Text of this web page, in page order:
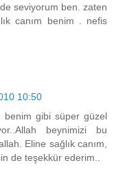
seviyorum ben. zaten
canım benim . nefis
10:50
benim gibi süper güzel
beynimizi bu
Eline sağlık canım,
de teşekkür ederim..